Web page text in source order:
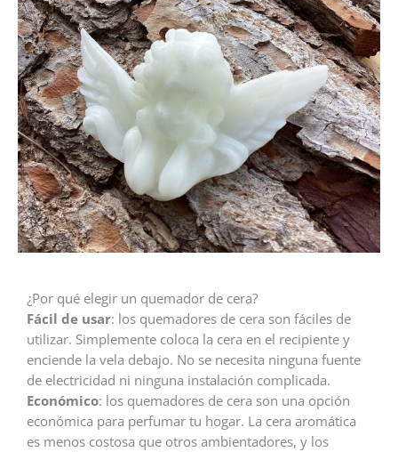
¿Por qué elegir un quemador de cera?
Fácil de usar: los quemadores de cera son fáciles de
utilizar. Simplemente coloca la cera en el recipiente y
enciende la vela debajo. No se necesita ninguna fuente
de electricidad ni ninguna instalación complicada.
Económico: los quemadores de cera son una opción
económica para perfumar tu hogar. La cera aromática
es menos costosa que otros ambientadores, y los